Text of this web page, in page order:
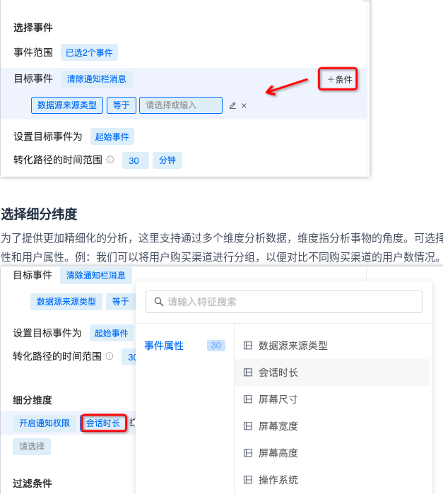
选择细分纬度
为了提供更加精细化的分析，这里支持通过多个维度分析数据，维度指分析事物的角度。可选
性和用户属性。例：我们可以将用户购买渠道进行分组，以便对比不同购买渠道的用户数情况。